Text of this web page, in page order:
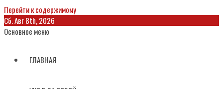
Перейти к содержимому
Сб. Авг 8th, 2026
Основное меню
ГЛАВНАЯ